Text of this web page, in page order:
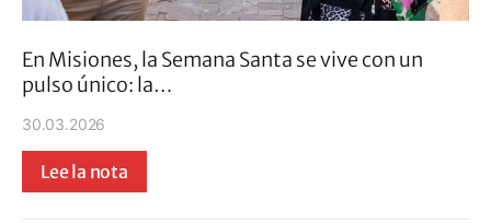
En Misiones, la Semana Santa se vive con un
pulso único: la…
30.03.2026
Lee la nota